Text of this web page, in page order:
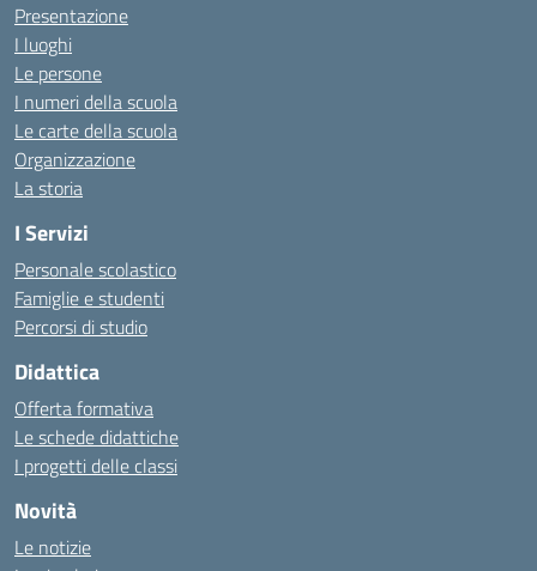
Presentazione
I luoghi
Le persone
I numeri della scuola
Le carte della scuola
Organizzazione
La storia
I Servizi
Personale scolastico
Famiglie e studenti
Percorsi di studio
Didattica
Offerta formativa
Le schede didattiche
I progetti delle classi
Novità
Le notizie